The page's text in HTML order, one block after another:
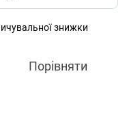
знижки
Порівняти